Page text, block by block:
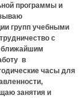
программы и
групп учебными
с
ближайшим
в
часы для
занятия и